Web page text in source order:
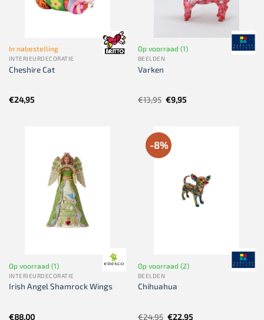
In nabestelling
INTERIEURDECORATIE
Cheshire Cat
€24,95
Op voorraad (1)
BEELDEN
Varken
€13,95 Oorspronkelijke
prijs
€9,95Huidige
Op voorraad (1)
INTERIEURDECORATIE
Irish Angel Shamrock Wings
€88,00
-8%
Op voorraad (2)
BEELDEN
Chihuahua
€24,95 Oorspronkelijke
€22,95Huidige